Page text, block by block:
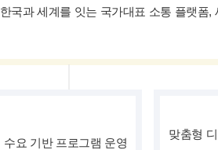
한국과 세계를 잇는 국가대표 소통 플랫폼,
수요 기반 프로그램 운영
맞춤형